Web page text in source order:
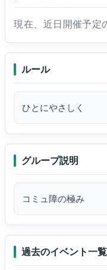
現在、近日開催予定
ルール
ひとにやさしく
グループ説明
コミュ障の極み
過去のイベント一覧